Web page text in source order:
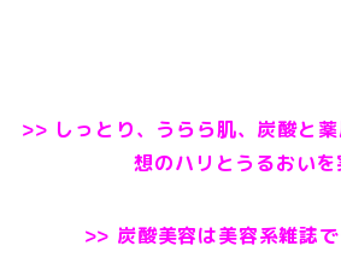
>> しっとり、うらら肌、炭酸と
想のハリとうるおい
>> 炭酸美容は美容系雑誌